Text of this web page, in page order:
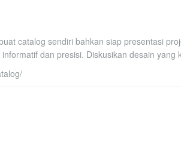
catalog sendiri bahkan siap presentasi
dan presisi. Diskusikan desain